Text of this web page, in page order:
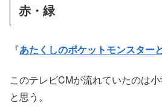
赤・緑
『あたくしのポケットモンスター
このテレビCMが流れていたのは
と思う。